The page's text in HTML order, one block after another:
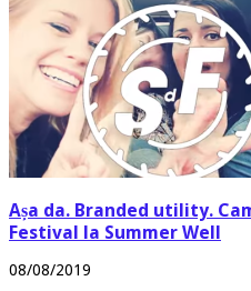
Așa da. Branded utility.
Festival la Summer Well
08/08/2019